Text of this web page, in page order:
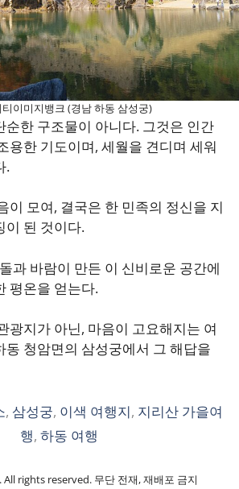
티이미지뱅크 (경남 하동 삼성궁)
순한 구조물이 아니다. 그것은 인간
용한 기도이며, 세월을 견디며 세워
.
이 모여, 결국은 한 민족의 정신을 지
이 된 것이다.
과 바람이 만든 이 신비로운 공간에
평온을 얻는다.
광지가 아닌, 마음이 고요해지는 여
동 청암면의 삼성궁에서 그 해답을
, 삼성궁, 이색 여행지, 지리산 가을여
행, 하동 여행
rights reserved. 무단 전재, 재배포 금지